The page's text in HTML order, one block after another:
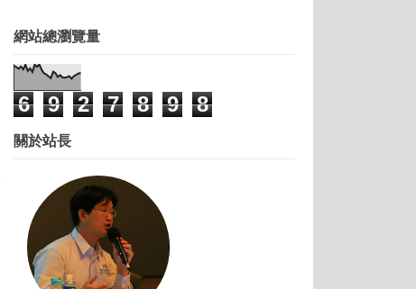
網站總瀏覽量
6 9 2 7 8 9 8
關於站長